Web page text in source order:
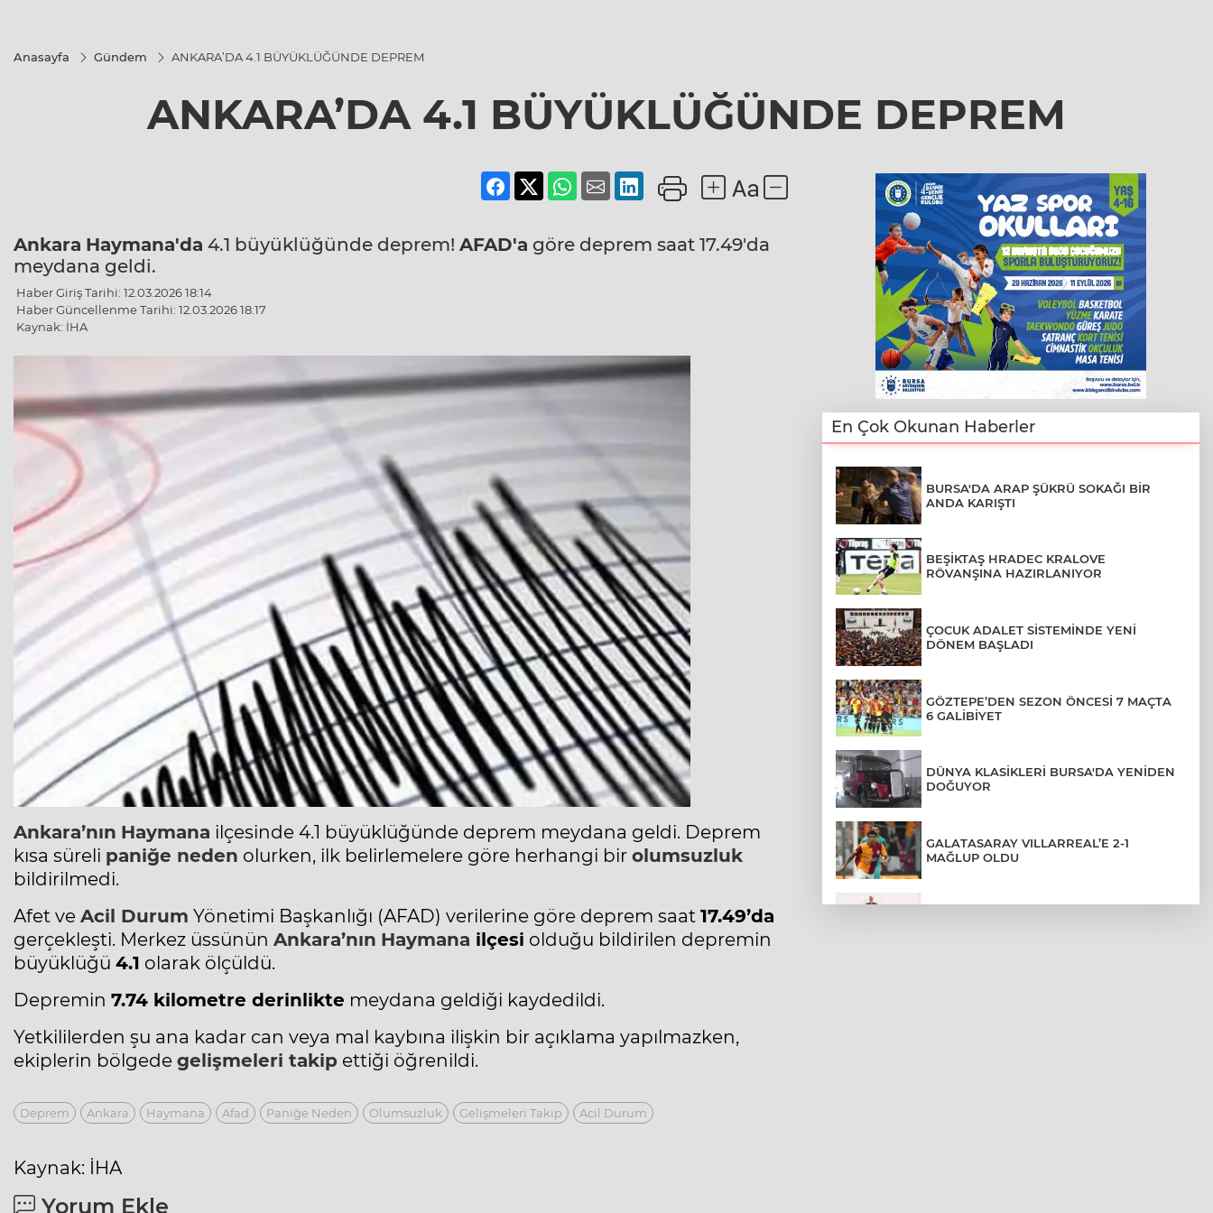
Anasayfa Gündem ANKARA’DA 4.1 BÜYÜKLÜĞÜNDE DEPREM
ANKARA’DA 4.1 BÜYÜKLÜĞÜNDE DEPREM
Ankara Haymana'da 4.1 büyüklüğünde deprem! AFAD'a göre deprem saat 17.49'da
meydana geldi.
Haber Giriş Tarihi: 12.03.2026 18:14
Haber Güncellenme Tarihi: 12.03.2026 18:17
Kaynak: İHA
Ankara’nın Haymana ilçesinde 4.1 büyüklüğünde deprem meydana geldi. Deprem
kısa süreli paniğe neden olurken, ilk belirlemelere göre herhangi bir olumsuzluk
bildirilmedi.
Afet ve Acil Durum Yönetimi Başkanlığı (AFAD) verilerine göre deprem saat 17.49’da
gerçekleşti. Merkez üssünün Ankara’nın Haymana ilçesi olduğu bildirilen depremin
büyüklüğü 4.1 olarak ölçüldü.
Depremin 7.74 kilometre derinlikte meydana geldiği kaydedildi.
Yetkililerden şu ana kadar can veya mal kaybına ilişkin bir açıklama yapılmazken,
ekiplerin bölgede gelişmeleri takip ettiği öğrenildi.
Deprem Ankara Haymana Afad Paniğe Neden Olumsuzluk Gelişmeleri Takip Acil Durum
Kaynak: İHA
Yorum Ekle
En Çok Okunan Haberler
BURSA'DA ARAP ŞÜKRÜ SOKAĞI BİR
ANDA KARIŞTI
BEŞİKTAŞ HRADEC KRALOVE
RÖVANŞINA HAZIRLANIYOR
ÇOCUK ADALET SİSTEMİNDE YENİ
DÖNEM BAŞLADI
GÖZTEPE’DEN SEZON ÖNCESİ 7 MAÇTA
6 GALİBİYET
DÜNYA KLASİKLERİ BURSA'DA YENİDEN
DOĞUYOR
GALATASARAY VILLARREAL’E 2-1
MAĞLUP OLDU